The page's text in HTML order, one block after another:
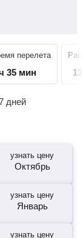
перелета
35 мин
дней
узнать цену
Октябрь
узнать цену
Январь
узнать цену